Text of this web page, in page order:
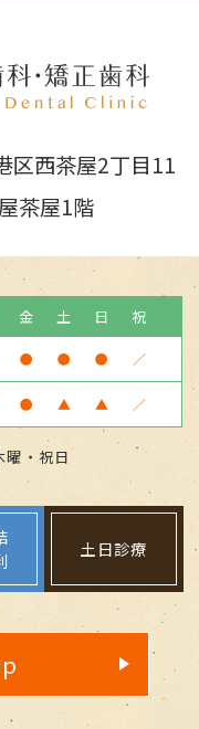
区西茶屋2丁目11
茶屋1階
金 土 日
祝
● ● ● ／
● ▲ ▲ ／
・祝日
土日診療